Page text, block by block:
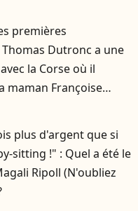
premières
Dutronc a une
la Corse où il
maman Françoise
plus d'argent que si
sitting !" : Quel a été le
Ripoll (N'oubliez